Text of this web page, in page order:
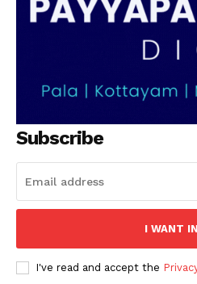
Subscribe
I WANT IN
I've read and accept the